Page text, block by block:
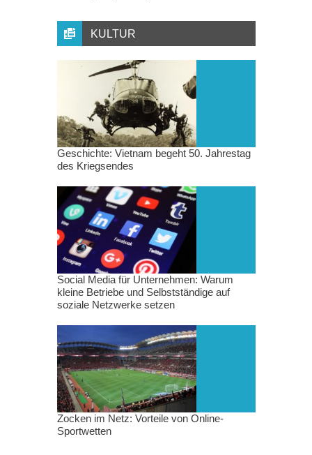
KULTUR
Geschichte: Vietnam begeht 50. Jahrestag
des Kriegsendes
Social Media für Unternehmen: Warum
kleine Betriebe und Selbstständige auf
soziale Netzwerke setzen
Zocken im Netz: Vorteile von Online-
Sportwetten